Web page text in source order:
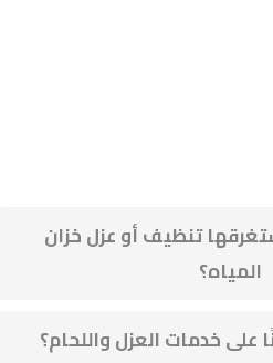
تنظيف أو عزل خزان
المياه؟
خدمات العزل واللحام؟